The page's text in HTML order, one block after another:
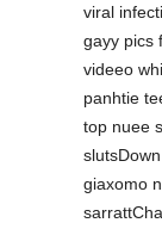
viral
gayy pics
videeo
panhtie
top nuee
giaxomo